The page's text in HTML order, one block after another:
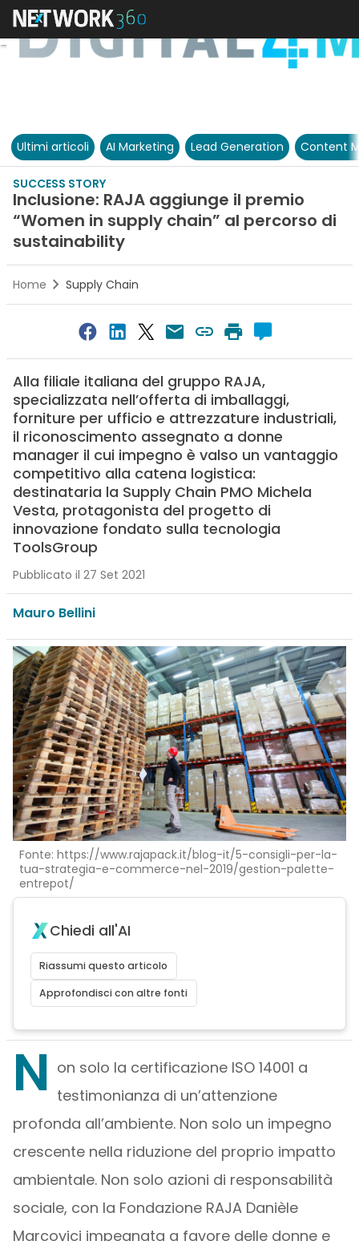
Ultimi articoli AI Marketing Lead Generation Content
SUCCESS STORY
Inclusione: RAJA aggiunge il premio
“Women in supply chain” al percorso di
sustainability
Home Supply Chain
Alla filiale italiana del gruppo RAJA,
specializzata nell’offerta di imballaggi,
forniture per ufficio e attrezzature industriali,
il riconoscimento assegnato a donne
manager il cui impegno è valso un vantaggio
competitivo alla catena logistica:
destinataria la Supply Chain PMO Michela
Vesta, protagonista del progetto di
innovazione fondato sulla tecnologia
ToolsGroup
Pubblicato il 27 Set 2021
Mauro Bellini
Fonte: https://www.rajapack.it/blog-it/5-consigli-per-la-
tua-strategia-e-commerce-nel-2019/gestion-palette-
entrepot/
Chiedi all'AI
Riassumi questo articolo
Approfondisci con altre fonti
N on solo la certificazione ISO 14001 a
testimonianza di un’attenzione
profonda all’ambiente. Non solo un impegno
crescente nella riduzione del proprio impatto
ambientale. Non solo azioni di responsabilità
sociale, con la Fondazione RAJA Danièle
Marcovici impegnata a favore delle donne e